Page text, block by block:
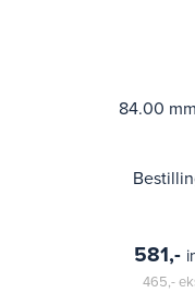
84.00
581,-
465,-